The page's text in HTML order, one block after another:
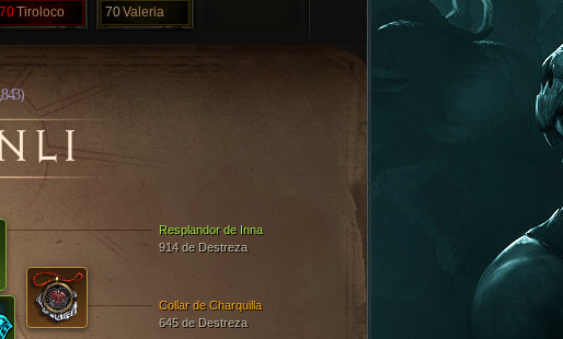
70Tiroloco 70Valeria
Resplandor de Inna
914 de Destreza
Collar de Charquilla
645 de Destreza